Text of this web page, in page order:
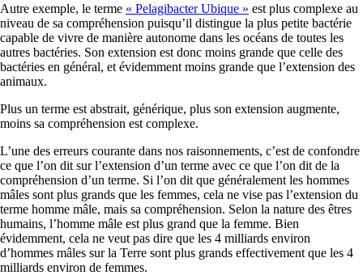
Autre exemple, le terme « Pelagibacter Ubique » est plus complexe au
niveau de sa compréhension puisqu’il distingue la plus petite bactérie
capable de vivre de manière autonome dans les océans de toutes les
autres bactéries. Son extension est donc moins grande que celle des
bactéries en général, et évidemment moins grande que l’extension des
animaux.
Plus un terme est abstrait, générique, plus son extension augmente,
moins sa compréhension est complexe.
L’une des erreurs courante dans nos raisonnements, c’est de confondre
ce que l’on dit sur l’extension d’un terme avec ce que l’on dit de la
compréhension d’un terme. Si l’on dit que généralement les hommes
mâles sont plus grands que les femmes, cela ne vise pas l’extension du
terme homme mâle, mais sa compréhension. Selon la nature des êtres
humains, l’homme mâle est plus grand que la femme. Bien
évidemment, cela ne veut pas dire que les 4 milliards environ
d’hommes mâles sur la Terre sont plus grands effectivement que les 4
milliards environ de femmes.